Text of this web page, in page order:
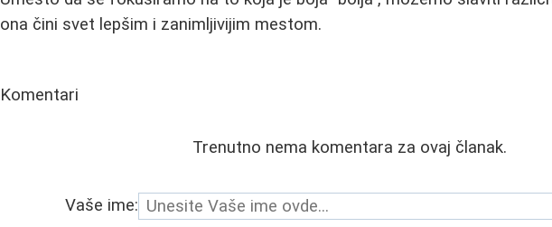
ona čini svet lepšim i zanimljivijim mestom.
Komentari
Trenutno nema komentara za ovaj članak.
Vaše ime: